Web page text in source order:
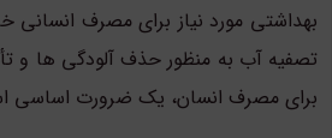
بهداشتی مورد نیاز برای مصرف انسانی
تصفیه آب به منظور حذف آلودگی ها و
برای مصرف انسان، یک ضرورت اساسی